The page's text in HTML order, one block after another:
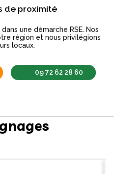
de proximité
une démarche RSE. Nos
région et nous privilégions
locaux.
09 72 62 28 60